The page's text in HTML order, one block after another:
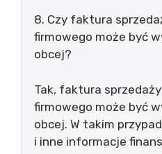
8. Czy faktura
firmowego może być
obcej?
Tak, faktura
firmowego może być
obcej. W takim
i inne informacje